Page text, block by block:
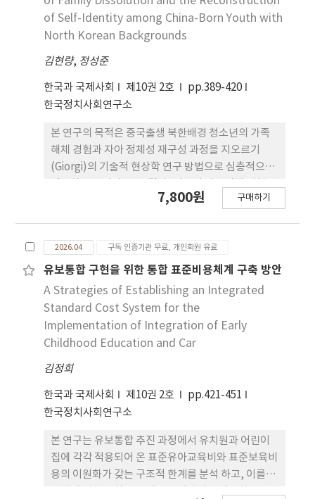
보건 협력 은 인도주의적 수요를 넘어, 제재 환경과 외
교적 정합성, 그리고 원조 수 용을 주권과 체제 정당성
의 양보로 인식하는 북한의 대외정책 논리를 포 괄적
으로 고려해야 한다.
of Self-Identity among China-Born Youth with
North Korean Backgrounds
김현량, 정성준
한국과 국제사회 제10권 2호
pp.389-420
한국정치사회연구소
본 연구의 목적은 중국출생 북한배경 청소년의 가족
해체 경험과 자아 정체성 재구성 과정을 지오르기
(Giorgi)의 기술적 현상학 연구 방법으로 심층적으로
물리 적·정서적·행동적 차원에서 다층적으로 나타
인 산물임이 밝혀졌다. 또한 이들의 자아정체성은 혼
란-협상-통합 의 재구성 과정을 거치는 것으로 나타
났다. 가족해체라는 부정적 경험으 로 자아정체성의
혼란을 겪지만 ‘특별한 나’, ‘나다운 나’를 모색
하는 능동적 협상 과정을 통해 자신의 다층적 배경을
통합하며 자아정체성 을 재구성해 나갔다. 본 연구는
한 청소년의 가족해체 경험과 자아정체성 재구성 과
정을 통합적으로 분석함으로써, 이주 및 탈북 담론 내
에서 가족해체의 이론 적 확장 가능성을 제시했다는
데 의의가 있다. 이는 향후 북한배경 청 소년을 위한
정책 수립 및 상담·교육적 개입에 있어 개인의 심리
·정체 성적 특성을 반영한 실천적 토대를 제공할 것
이다.
7,800원 구매하기
2026.04 구독 인증기관 무료, 개인회원 유료
유보통합 구현을 위한 통합 표준비용체계 구축 방안
A Strategies of Establishing an Integrated
Standard Cost System for the
Implementation of Integration of Early
Childhood Education and Car
김정희
한국과 국제사회 제10권 2호
pp.421-451
한국정치사회연구소
본 연구는 유보통합 추진 과정에서 유치원과 어린이
집에 각각 적용되어 온 표준유아교육비와 표준보육비
용의 이원화가 갖는 구조적 한계를 분석 하고, 이를 극